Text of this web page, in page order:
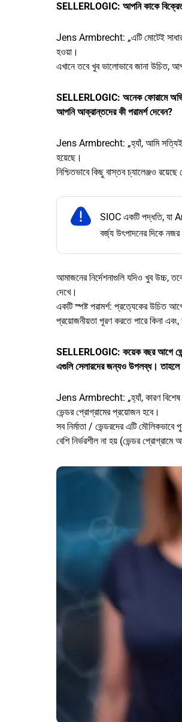
SELLERLOGIC: আপনি কাকে বিক্রেতা
Jens Armbrecht: „এটি মোটেই
হওয়া।
এখানে তবে খুব ভালোভাবে জানা উচিত,
SELLERLOGIC: অনেক ফোরামে
আপনি আক্রান্তদের কী পরামর্শ দেবেন?
Jens Armbrecht: „হ্যাঁ, আমি সত্যিই
হয়েছে।
নিশ্চিতভাবে কিছু বাস্তব চ্যালেঞ্জও
SIOC একটি পদ্ধতি, যা
বর্জ্য উৎপাদনের দিকে
আমাজনের নির্দেশনাগুলি যদিও খুব উচ্চ,
দেখে।
একটি স্পষ্ট পরামর্শ: প্রত্যেকের উচিত
প্রয়োজনীয়তা পূরণ করতে পারে কিনা
SELLERLOGIC: কয়েক বছর আগে
এগুলি সেলারদের জন্যও উপলব্ধ। তাহলে
Jens Armbrecht: „হ্যাঁ, কারণ বিশেষ
ভেন্ডর প্রোগ্রামের প্রয়োজন হবে।
সব নির্মাতা / ভেন্ডরদের এটি
বেশি নির্ভরশীল না হয় (ভেন্ডর